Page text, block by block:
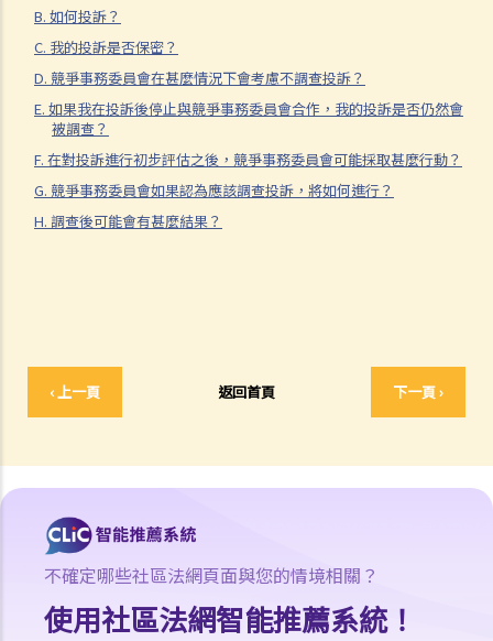
B. 如何投訴？
C. 我的投訴是否保密？
D. 競爭事務委員會在甚麼情況下會考慮不調查投訴？
E. 如果我在投訴後停止與競爭事務委員會合作，我的投訴是否仍然會
被調查？
F. 在對投訴進行初步評估之後，競爭事務委員會可能採取甚麼行動？
G. 競爭事務委員會如果認為應該調查投訴，將如何進行？
H. 調查後可能會有甚麼結果？
‹ 上一頁 返回首頁 下一頁 ›
6. 縱向價格限制
7. 獨家分銷及獨家顧客編配
B. 豁除及豁免
第二行為守則
1. 掠奪性定價
2. 搭售及捆綁銷售
合併守則
A. 範圍
投訴和調查
B. 如何投訴？
C. 我的投訴是否保密？
D. 競爭事務委員會在甚麼情況下會考慮不調查投訴？
E. 如果我在投訴後停止與競爭事務委員會合作，我的投訴是否仍然會被
不確定哪些社區法網頁面與您的情境相關？
使用社區法網智能推薦系統！